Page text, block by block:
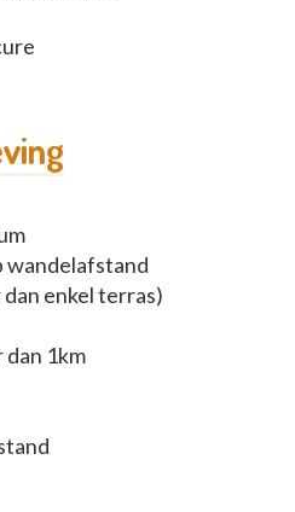
wandelafstand
enkel terras)
dan 1km